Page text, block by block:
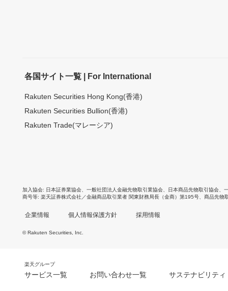
各国サイト一覧 | For International
Rakuten Securities Hong Kong(香港)
Rakuten Securities Bullion(香港)
Rakuten Trade(マレーシア)
加入協会 日本証券業協会 一般社団法人金融先物取引業協会 日本商品先物取引協会
商号等 楽天証券株式会社／金融商品取引業者 関東財務局長（金商）第195号、商品先物
企業情報 個人情報保護方針 採用情報
© Rakuten Securities, Inc.
楽天グループ
サービス一覧 お問い合わせ一覧 サステナビリティ